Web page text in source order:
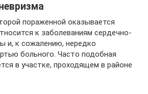
пораженной оказывается
к заболеваниям сердечно-
и, к сожалению, нередко
больного. Часто подобная
в участке, проходящем в районе